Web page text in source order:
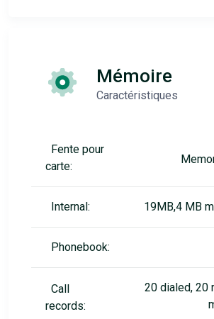
Mémoire
Caractéristiques
Fente pour
carte:
Internal: 19MB,4 MB
Phonebook:
Call
records:
20 dialed, 20